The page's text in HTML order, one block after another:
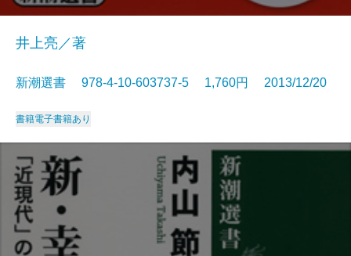
井上亮／著
新潮選書 978-4-10-603737-5 1,760円 2013/12/20
書籍電子書籍あり